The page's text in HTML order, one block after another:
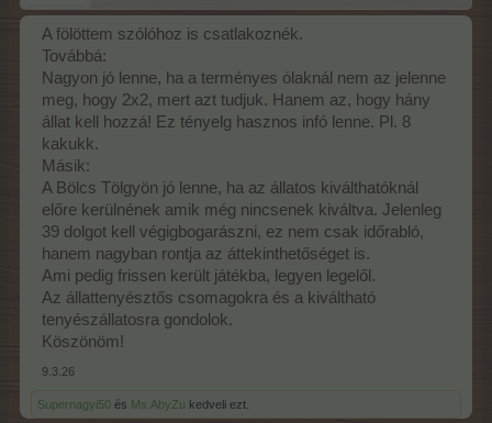
A fölöttem szólóhoz is csatlakoznék.
Továbbá:
Nagyon jó lenne, ha a terményes ólaknál nem az jelenne
meg, hogy 2x2, mert azt tudjuk. Hanem az, hogy hány
állat kell hozzá! Ez tényelg hasznos infó lenne. Pl. 8
kakukk.
Másik:
A Bölcs Tölgyön jó lenne, ha az állatos kiválthatóknál
előre kerülnének amik még nincsenek kiváltva. Jelenleg
39 dolgot kell végigbogarászni, ez nem csak időrabló,
hanem nagyban rontja az áttekinthetőséget is.
Ami pedig frissen került játékba, legyen legelől.
Az állattenyésztős csomagokra és a kiváltható
tenyészállatosra gondolok.
Köszönöm!
9.3.26
Supernagyi50 és Ms.AbyZu kedveli ezt.